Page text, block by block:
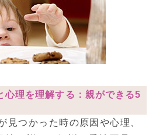
心理を理解する：親ができる5
見つかった時の原因や心理、